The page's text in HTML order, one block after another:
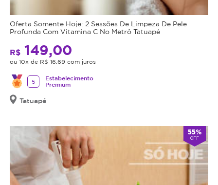
Oferta Somente Hoje: 2 Sessões De Limpeza De Pele
Profunda Com Vitamina C No Metrô Tatuapé
R$ 149,00
ou 10x de R$ 16,69 com juros
5
Estabelecimento
Premium
Tatuapé
55%
OFF